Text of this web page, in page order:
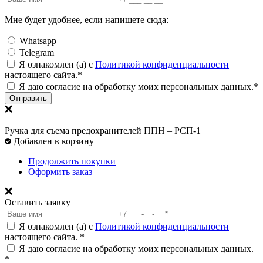
Мне будет удобнее, если напишете сюда:
Whatsapp
Telegram
Я ознакомлен (а) с Политикой конфиденциальности
настоящего сайта.*
Я даю согласие на обработку моих персональных данных.*
Отправить
Ручка для съема предохранителей ППН – РСП-1
Добавлен в корзину
Продолжить покупки
Оформить заказ
Оставить заявку
Я ознакомлен (а) с Политикой конфиденциальности
настоящего сайта. *
Я даю согласие на обработку моих персональных данных.
*